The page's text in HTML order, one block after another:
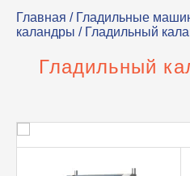
Стиральные машины
Сушильные машины
Гладильные машины
Аквачистка и химчистка
Вспомогательное
Главная / Гладильные
каландры / Гладильный
Гладильный